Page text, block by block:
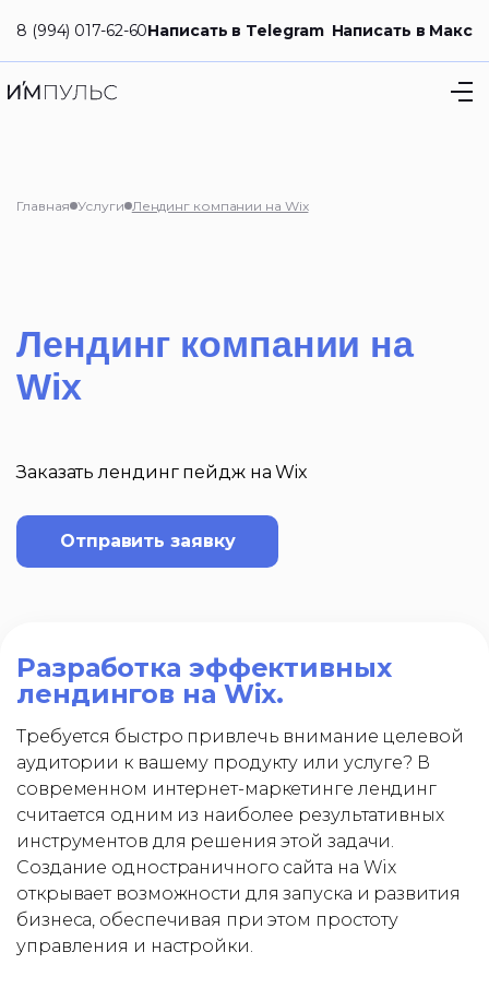
8 (994) 017-62-60Написать в Telegram Написать в Макс
Главная Услуги Лендинг компании на Wix
Лендинг компании на
Wix
Заказать лендинг пейдж на Wix
Отправить заявку
Разработка эффективных
лендингов на Wix.
Требуется быстро привлечь внимание целевой
аудитории к вашему продукту или услуге? В
современном интернет-маркетинге лендинг
считается одним из наиболее результативных
инструментов для решения этой задачи.
Создание одностраничного сайта на Wix
открывает возможности для запуска и развития
бизнеса, обеспечивая при этом простоту
управления и настройки.